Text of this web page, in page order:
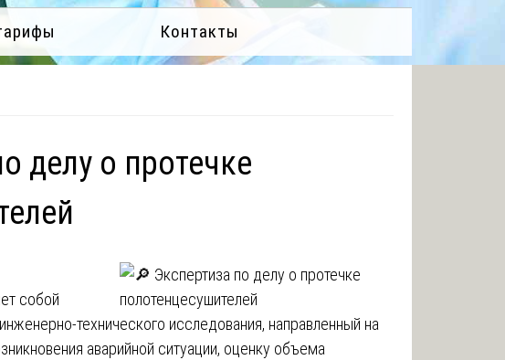
Контакты
делу о протечке
собой
технического исследования, направленный на
аварийной ситуации, оценку объема